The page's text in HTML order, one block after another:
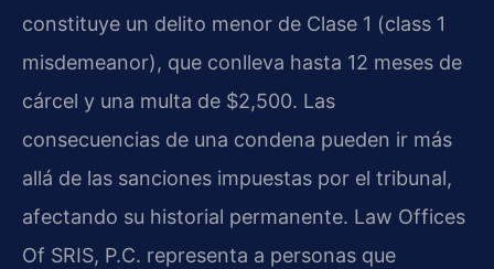
constituye un delito menor de Clase 1 (class 1
misdemeanor), que conlleva hasta 12 meses de
cárcel y una multa de $2,500. Las
consecuencias de una condena pueden ir más
allá de las sanciones impuestas por el tribunal,
afectando su historial permanente. Law Offices
Of SRIS, P.C. representa a personas que